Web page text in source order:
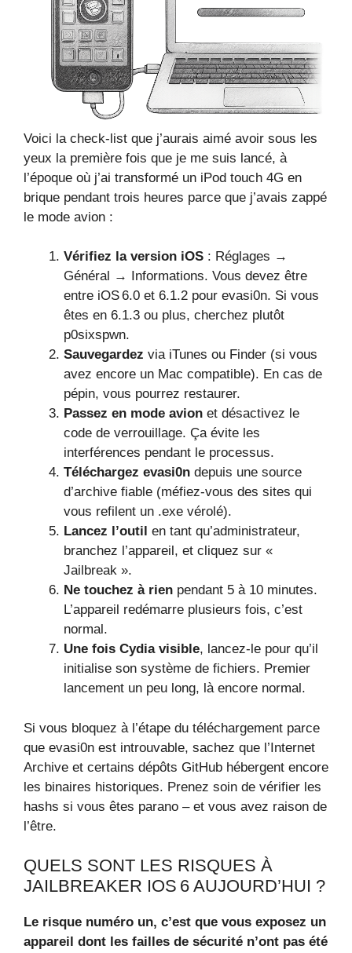
Voici la check-list que j’aurais aimé avoir sous les
yeux la première fois que je me suis lancé, à
l’époque où j’ai transformé un iPod touch 4G en
brique pendant trois heures parce que j’avais zappé
le mode avion :
Vérifiez la version iOS : Réglages →
Général → Informations. Vous devez être
entre iOS 6.0 et 6.1.2 pour evasi0n. Si vous
êtes en 6.1.3 ou plus, cherchez plutôt
p0sixspwn.
Sauvegardez via iTunes ou Finder (si vous
avez encore un Mac compatible). En cas de
pépin, vous pourrez restaurer.
Passez en mode avion et désactivez le
code de verrouillage. Ça évite les
interférences pendant le processus.
Téléchargez evasi0n depuis une source
d’archive fiable (méfiez-vous des sites qui
vous refilent un .exe vérolé).
Lancez l’outil en tant qu’administrateur,
branchez l’appareil, et cliquez sur «
Jailbreak ».
Ne touchez à rien pendant 5 à 10 minutes.
L’appareil redémarre plusieurs fois, c’est
normal.
Une fois Cydia visible, lancez-le pour qu’il
initialise son système de fichiers. Premier
lancement un peu long, là encore normal.
Si vous bloquez à l’étape du téléchargement parce
que evasi0n est introuvable, sachez que l’Internet
Archive et certains dépôts GitHub hébergent encore
les binaires historiques. Prenez soin de vérifier les
hashs si vous êtes parano – et vous avez raison de
l’être.
QUELS SONT LES RISQUES À
JAILBREAKER IOS 6 AUJOURD’HUI ?
Le risque numéro un, c’est que vous exposez un
appareil dont les failles de sécurité n’ont pas été